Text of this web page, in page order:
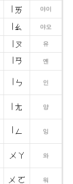
야이
야오
유
옌
인
양
잉
와
워